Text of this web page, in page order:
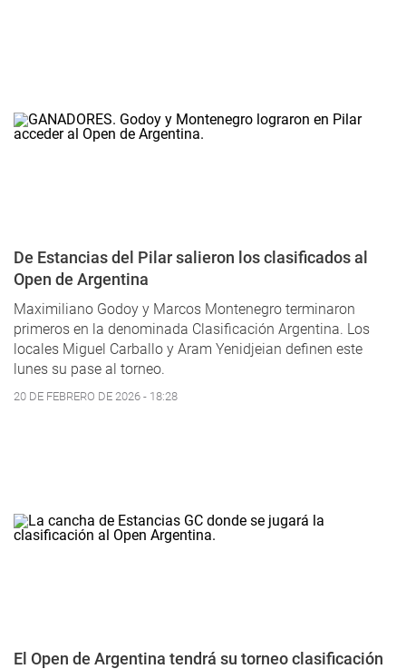
De Estancias del Pilar salieron los clasificados al
Open de Argentina
Maximiliano Godoy y Marcos Montenegro terminaron
primeros en la denominada Clasificación Argentina. Los
locales Miguel Carballo y Aram Yenidjeian definen este
lunes su pase al torneo.
20 DE FEBRERO DE 2026 - 18:28
El Open de Argentina tendrá su torneo clasificación